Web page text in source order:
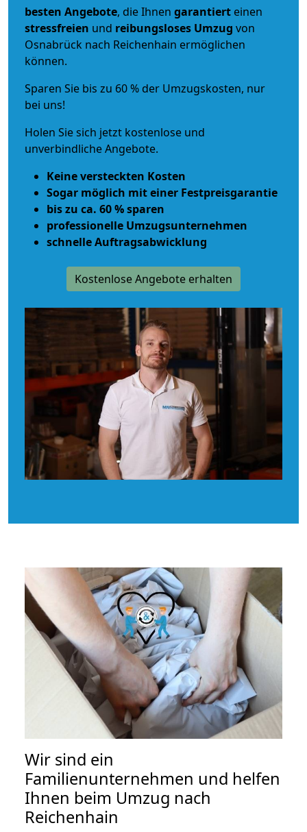
besten Angebote, die Ihnen garantiert einen
stressfreien und reibungsloses Umzug von
Osnabrück nach Reichenhain ermöglichen
können.
Sparen Sie bis zu 60 % der Umzugskosten, nur
bei uns!
Holen Sie sich jetzt kostenlose und
unverbindliche Angebote.
Keine versteckten Kosten
Sogar möglich mit einer Festpreisgarantie
bis zu ca. 60 % sparen
professionelle Umzugsunternehmen
schnelle Auftragsabwicklung
Kostenlose Angebote erhalten
Wir sind ein
Familienunternehmen und helfen
Ihnen beim Umzug nach
Reichenhain